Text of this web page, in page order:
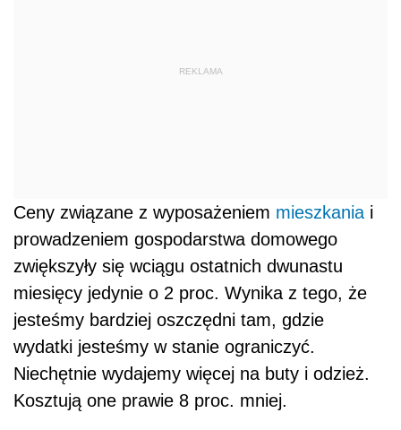
REKLAMA
Ceny związane z wyposażeniem mieszkania i
prowadzeniem gospodarstwa domowego
zwiększyły się wciągu ostatnich dwunastu
miesięcy jedynie o 2 proc. Wynika z tego, że
jesteśmy bardziej oszczędni tam, gdzie
wydatki jesteśmy w stanie ograniczyć.
Niechętnie wydajemy więcej na buty i odzież.
Kosztują one prawie 8 proc. mniej.